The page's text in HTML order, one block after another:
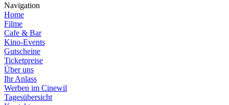
Navigation
Home
Filme
Cafe & Bar
Kino-Events
Gutscheine
Ticketpreise
Über uns
Ihr Anlass
Werben im Cinewil
Tagesübersicht